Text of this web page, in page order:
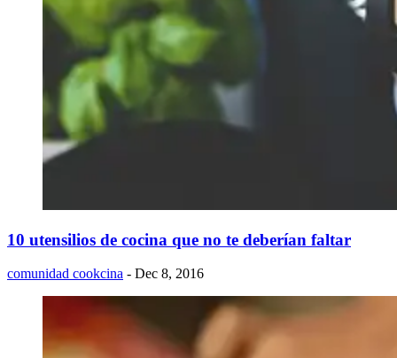
10 utensilios de cocina que no te deberían faltar
comunidad cookcina - Dec 8, 2016